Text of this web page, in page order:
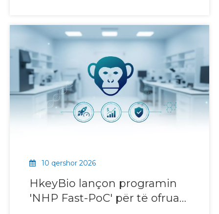
EgE
10 qershor 2026
HkeyBio lançon programin
'NHP Fast-PoC' për të ofruar